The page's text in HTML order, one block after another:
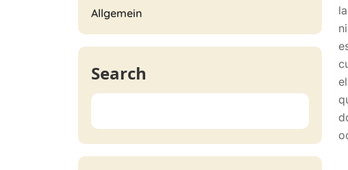
Allgemein
Search